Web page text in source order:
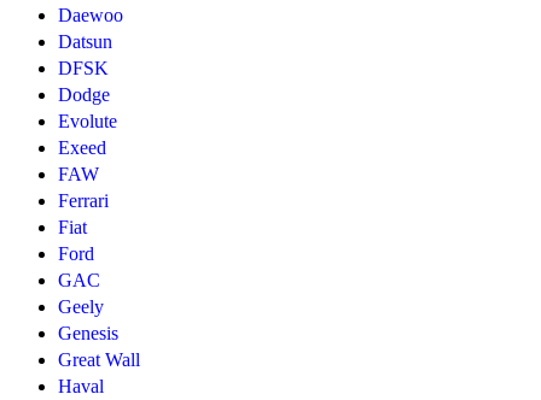
Daewoo
Datsun
DFSK
Dodge
Evolute
Exeed
FAW
Ferrari
Fiat
Ford
GAC
Geely
Genesis
Great Wall
Haval